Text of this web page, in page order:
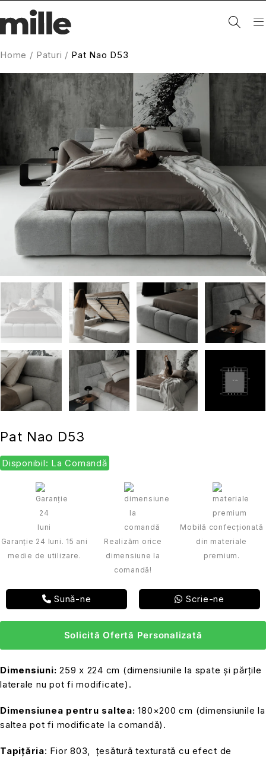
Home / Paturi / Pat Nao D53
Pat Nao D53
Disponibil: La Comandă
Garanție 24 luni. 15 ani
medie de utilizare.
Realizăm orice
dimensiune la
comandă!
Mobilă confecționată
din materiale
premium.
Sună-ne Scrie-ne
Solicită Ofertă Personalizată
Dimensiuni: 259 x 224 cm (dimensiunile la spate și părțile
laterale nu pot fi modificate).
Dimensiunea pentru saltea: 180×200 cm (dimensiunile la
saltea pot fi modificate la comandă).
Tapițăria: Fior 803, țesătură texturată cu efect de